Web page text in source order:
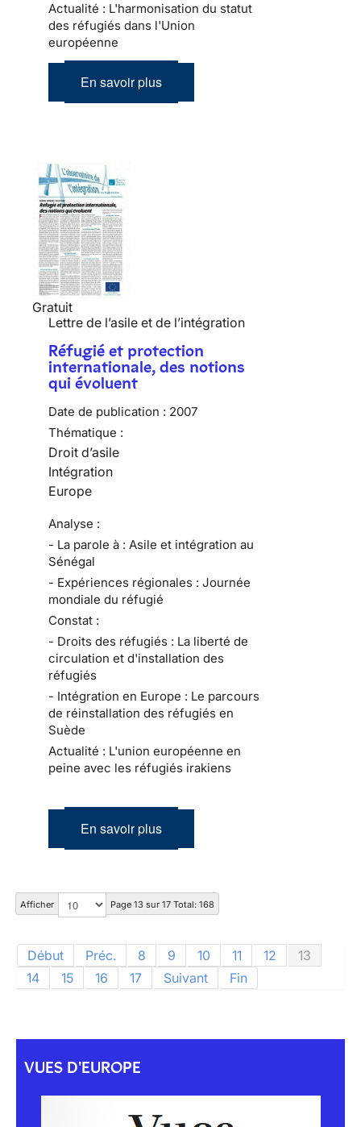
Actualité : L'harmonisation du statut
des réfugiés dans l'Union
européenne
En savoir plus
Gratuit
Lettre de l’asile et de l’intégration
Réfugié et protection
internationale, des notions
qui évoluent
Date de publication : 2007
Thématique :
Droit d’asile
Intégration
Europe
Analyse :
- La parole à : Asile et intégration au
Sénégal
- Expériences régionales : Journée
mondiale du réfugié
Constat :
- Droits des réfugiés : La liberté de
circulation et d'installation des
réfugiés
- Intégration en Europe : Le parcours
de réinstallation des réfugiés en
Suède
Actualité : L'union européenne en
peine avec les réfugiés irakiens
En savoir plus
Afficher Page 13 sur 17 Total: 168
Début Préc. 8 9 10 11 12
13
14
15 16 17 Suivant Fin
VUES D'EUROPE